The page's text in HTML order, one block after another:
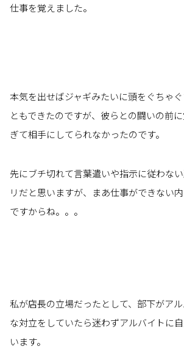
仕事を覚えました。
本気を出せばジャギみたいに頭をぐちゃ
ともできたのですが、彼らとの闘いの前
ぎて相手にしてられなかったのです。
先にブチ切れて言葉遣いや指示に従わな
リだと思いますが、まあ仕事ができない
ですからね。。。
私が店長の立場だったとして、部下がア
な対立をしていたら迷わずアルバイトに
います。